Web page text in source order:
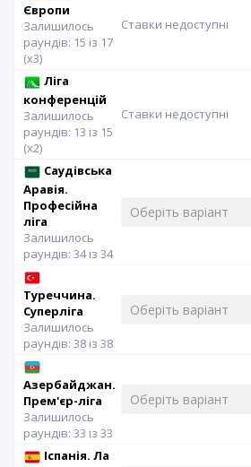
Європи
Залишилось
раундів: 15 із 17
(x3)
Ставки недоступні
Ліга
конференцій
Залишилось
раундів: 13 із 15
(x2)
Ставки недоступні
Саудівська
Аравія.
Професійна
ліга
Залишилось
раундів: 34 із 34
Туреччина.
Суперліга
Залишилось
раундів: 38 із 38
Азербайджан.
Прем'єр-ліга
Залишилось
раундів: 33 із 33
Іспанія. Ла